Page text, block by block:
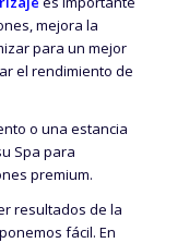
mejora la
para un mejor
el rendimiento de
o una estancia
Spa para
premium.
resultados de la
fácil. En